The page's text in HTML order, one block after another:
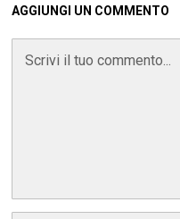
AGGIUNGI UN COMMENTO